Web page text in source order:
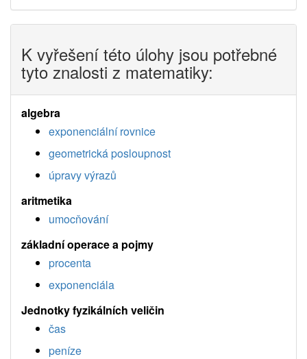
K vyřešení této úlohy jsou potřebné
tyto znalosti z matematiky:
algebra
exponenciální rovnice
geometrická posloupnost
úpravy výrazů
aritmetika
umocňování
základní operace a pojmy
procenta
exponenciála
Jednotky fyzikálních veličin
čas
peníze